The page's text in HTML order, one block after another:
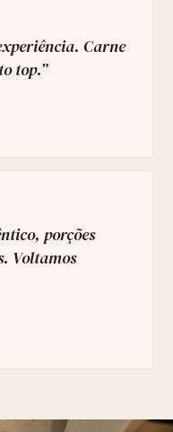
Carne
top.”
porções
Voltamos